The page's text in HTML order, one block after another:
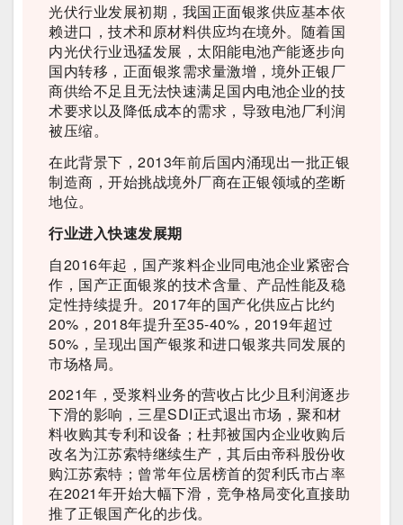
光伏行业发展初期，我国正面银浆供应基本依
赖进口，技术和原材料供应均在境外。随着国
内光伏行业迅猛发展，太阳能电池产能逐步向
国内转移，正面银浆需求量激增，境外正银厂
商供给不足且无法快速满足国内电池企业的技
术要求以及降低成本的需求，导致电池厂利润
被压缩。
在此背景下，2013年前后国内涌现出一批正银
制造商，开始挑战境外厂商在正银领域的垄断
地位。
行业进入快速发展期
自2016年起，国产浆料企业同电池企业紧密合
作，国产正面银浆的技术含量、产品性能及稳
定性持续提升。2017年的国产化供应占比约
20%，2018年提升至35-40%，2019年超过
50%，呈现出国产银浆和进口银浆共同发展的
市场格局。
2021年，受浆料业务的营收占比少且利润逐步
下滑的影响，三星SDI正式退出市场，聚和材
料收购其专利和设备；杜邦被国内企业收购后
改名为江苏索特继续生产，其后由帝科股份收
购江苏索特；曾常年位居榜首的贺利氏市占率
在2021年开始大幅下滑，竞争格局变化直接助
推了正银国产化的步伐。